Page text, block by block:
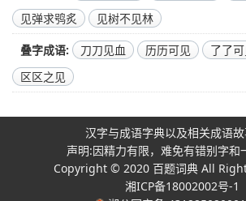
见弹求鸮炙
见树不见林
叠字成语 刀刀见血 历历可见 了了
区区之见
汉字与成语字典以及相关成语
声明:因精力有限，难免有错别字和
Copyright © 2020 百题词典 All
湘ICP备18002002号-1